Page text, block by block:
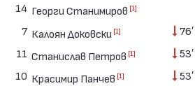
14 Георги Станимиров [1]
7 Калоян Доковски [1]
76′
11 Станислав Петров [1]
53′
10 Красимир Панчев [1]
53′